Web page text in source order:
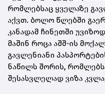
რომლებსაც ყველაზე
აქვთ. ბოლო წლებში
კანადამ ჩინეთში
მაშინ როცა აშშ-ის
გავლენიანი
ნაწილს შორის,
შესასვლელად ვიზა